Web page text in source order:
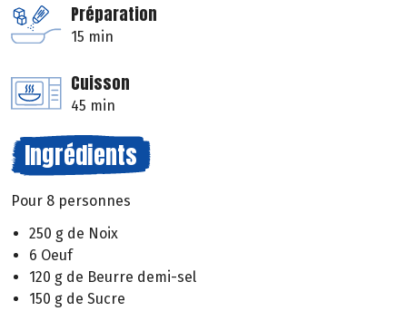
Préparation
15 min
Cuisson
45 min
Ingrédients
Pour 8 personnes
250 g de Noix
6 Oeuf
120 g de Beurre demi-sel
150 g de Sucre